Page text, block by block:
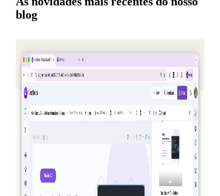
blog
Indique amigos, ganhe créditos — NextDocs
v1.10
Um novo programa de indicação que rende créditos para
— até US$50 por mês. Além disso, uma página pública de
Ofertas, modelos Premium para Pro+ e Ultra, e uma
recapitulação sobre Memória de IA.
Leia mais
2026-03-27
Totalmente com agência: como o NextDocs